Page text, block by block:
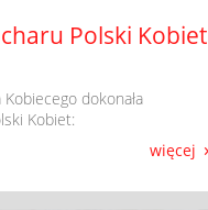
Polski Kobiet
Kobiecego dokonała
Kobiet:
więcej